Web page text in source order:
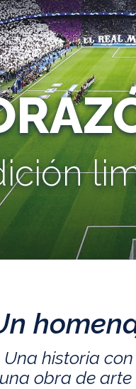
historia
una obra de arte